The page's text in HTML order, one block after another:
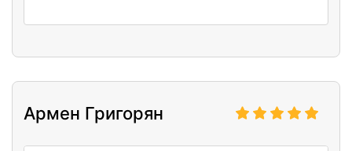
Армен Григорян